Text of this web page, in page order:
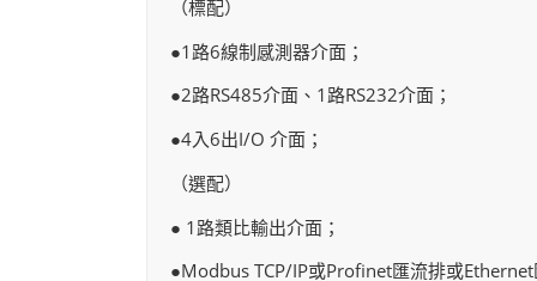
（標配）
●1路6線制感測器介面；
●2路RS485介面、1路RS232介面；
●4入6出I/O 介面；
（選配）
● 1路類比輸出介面；
●Modbus TCP/IP或Profinet匯流排或Ethernet